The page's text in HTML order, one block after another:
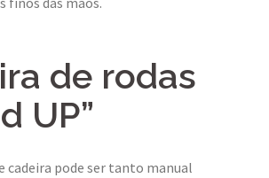
de rodas
UP”
cadeira pode ser tanto manual